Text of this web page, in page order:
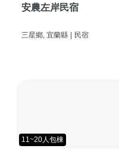
安農左岸民宿
三星鄉, 宜蘭縣 | 民宿
11~20人包棟